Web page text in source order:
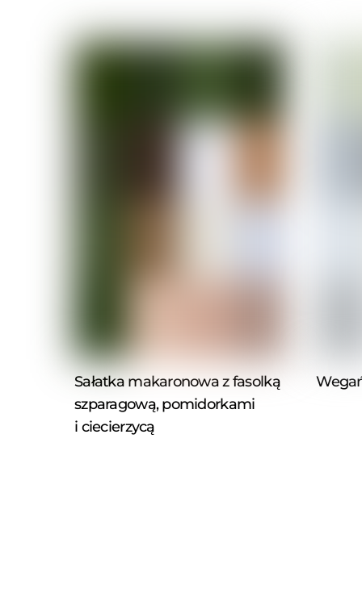
Sałatka makaronowa z fasolką
szparagową, pomidorkami
i ciecierzycą